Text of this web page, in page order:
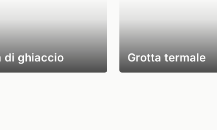
di ghiaccio Grotta termale